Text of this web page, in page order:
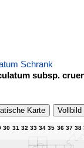
Schrank
subsp.
Karte Vollbild